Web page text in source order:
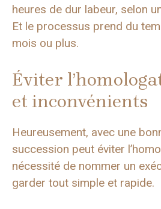
heures de dur labeur, selon
Et le processus prend du
mois ou plus.
Éviter
et inconvénients
Heureusement, avec une
succession peut éviter
nécessité de nommer un
garder tout simple et rapide.